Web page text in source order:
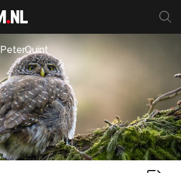
PeterQuint